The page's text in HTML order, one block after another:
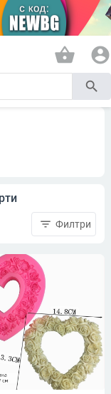
shopping_basket account_circle
search
filter_list Филтри